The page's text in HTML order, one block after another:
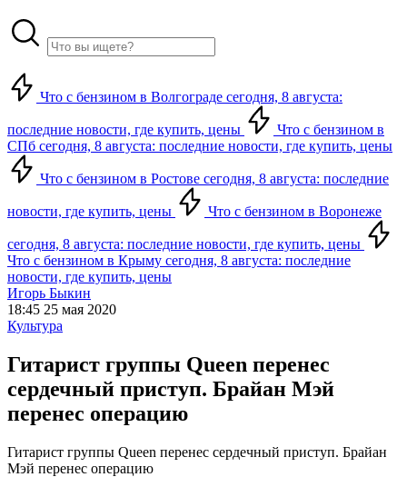
Что с бензином в Волгограде сегодня, 8 августа:
последние новости, где купить, цены
Что с бензином в
СПб сегодня, 8 августа: последние новости, где купить, цены
Что с бензином в Ростове сегодня, 8 августа: последние
новости, где купить, цены Что с бензином в Воронеже
сегодня, 8 августа: последние новости, где купить, цены
Что с бензином в Крыму сегодня, 8 августа: последние
новости, где купить, цены
Игорь Быкин
18:45 25 мая 2020
Культура
Гитарист группы Queen перенес
сердечный приступ. Брайан Мэй
перенес операцию
Гитарист группы Queen перенес сердечный приступ. Брайан
Мэй перенес операцию